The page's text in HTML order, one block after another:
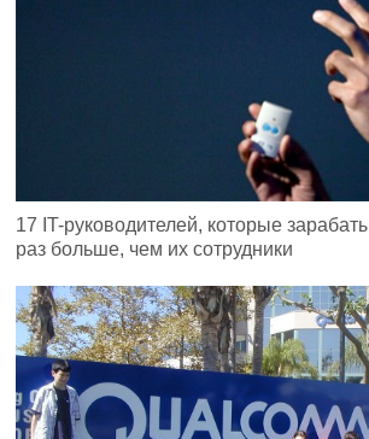
17 IT-руководителей, которые
раз больше, чем их сотрудники